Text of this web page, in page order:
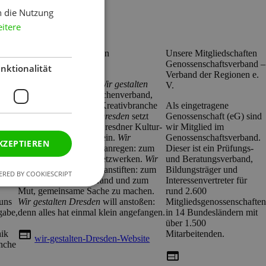
Unsere Mitgliedschaften
Wir gestalten Dresden
Wir gestalten
Dresden
– einem Branchenverband,
der die Interessen der Kreativbranche
vertritt.Wir gestalten Dresden setzt
sich seit 2012 für die Dresdner Kultur-
und Kreativwirtschaft ein. Wir
gestalten Dresden
will anregen: zum
Austausch und zum Netzwerken. Wir
gestalten Dresden
will anstiften: zum
Blick über den Tellerrand und zum
Mut, gemeinsame Sache zu machen.
Wir gestalten Dresden will anstoßen:
denn alles hat einmal klein angefangen.
web wir-gestalten-Dresden-Website
Unsere Mitgliedschaften
Genossenschafts­verband –
Verband der Regionen e.
V.
Als eingetragene
Genossenschaft (eG) sind
wir Mitglied im
Genossenschaftsverband.
Dieser ist ein Prüfungs-
und Beratungsverband,
Bildungsträger und
Interessenvertreter für
rund 2.600
Mitgliedsgenossenschaften
in 14 Bundesländern mit
über 1.500
Mitarbeitenden.
web
die Nutzung
BY COOKIESCRIPT